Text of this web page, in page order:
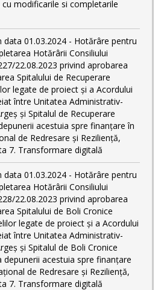
modificarile si completarile
data 01.03.2024 - Hotărâre pentru
Hotărârii Consiliului
22.08.2023 privind aprobarea
Spitalului de Recuperare
legate de proiect și a Acordului
între Unitatea Administrativ-
și Spitalul de Recuperare
acestuia spre finanțare în
de Redresare și Reziliență,
7. Transformare digitală
data 01.03.2024 - Hotărâre pentru
Hotărârii Consiliului
22.08.2023 privind aprobarea
Spitalului de Boli Cronice
legate de proiect și a Acordului
între Unitatea Administrativ-
și Spitalul de Boli Cronice
depunerii acestuia spre finanțare
de Redresare și Reziliență,
7. Transformare digitală